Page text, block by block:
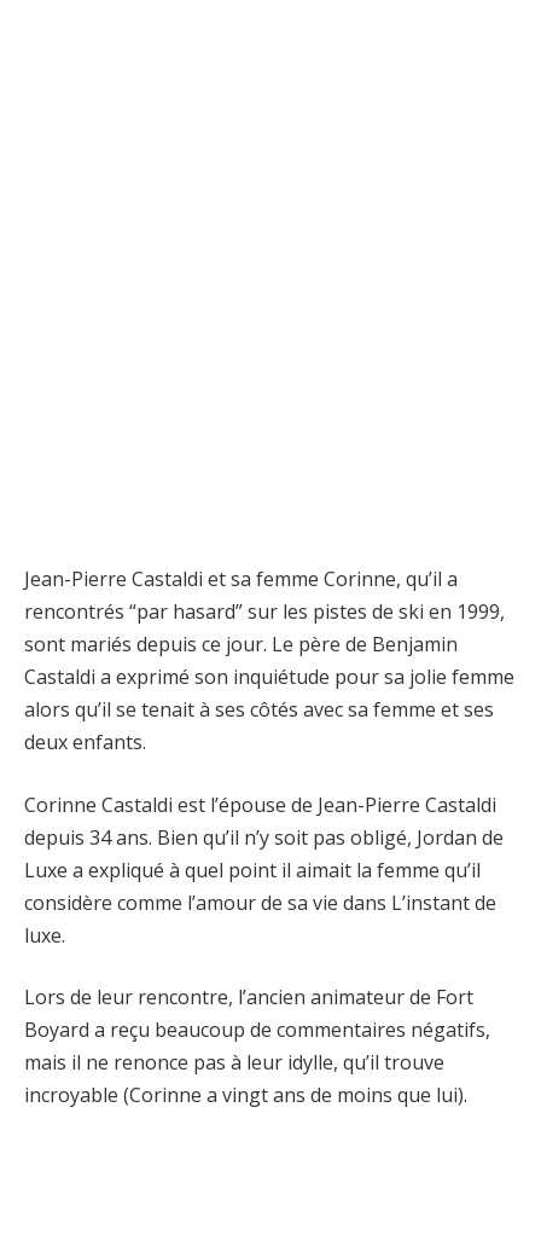
Jean-Pierre Castaldi et sa femme Corinne, qu’il a
rencontrés “par hasard” sur les pistes de ski en 1999,
sont mariés depuis ce jour. Le père de Benjamin
Castaldi a exprimé son inquiétude pour sa jolie femme
alors qu’il se tenait à ses côtés avec sa femme et ses
deux enfants.
Corinne Castaldi est l’épouse de Jean-Pierre Castaldi
depuis 34 ans. Bien qu’il n’y soit pas obligé, Jordan de
Luxe a expliqué à quel point il aimait la femme qu’il
considère comme l’amour de sa vie dans L’instant de
luxe.
Lors de leur rencontre, l’ancien animateur de Fort
Boyard a reçu beaucoup de commentaires négatifs,
mais il ne renonce pas à leur idylle, qu’il trouve
incroyable (Corinne a vingt ans de moins que lui).